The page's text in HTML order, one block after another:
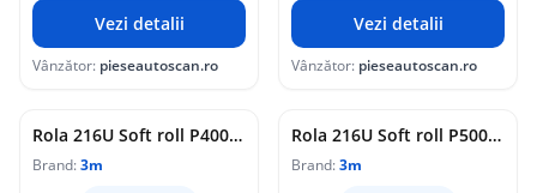
Vezi detalii
Vânzător: pieseautoscan.ro
Vezi detalii
Vânzător: pieseautoscan.ro
Rola 216U Soft roll P400 113 mm x 25m 3M
Brand:3m
Rola 216U Soft roll P500 113 mm x 25m 3M
Brand:3m